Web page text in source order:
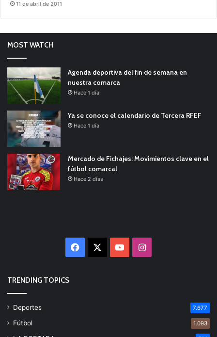
11 de abril de 2011
MOST WATCH
Agenda deportiva del fin de semana en
nuestra comarca
Hace 1 día
Ya se conoce el calendario de Tercera RFEF
Hace 1 día
Mercado de Fichajes: Movimientos clave en el
fútbol comarcal
Hace 2 días
Facebook YouTubeInstagram
TRENDING TOPICS
Deportes 7.677
Fútbol 1.093